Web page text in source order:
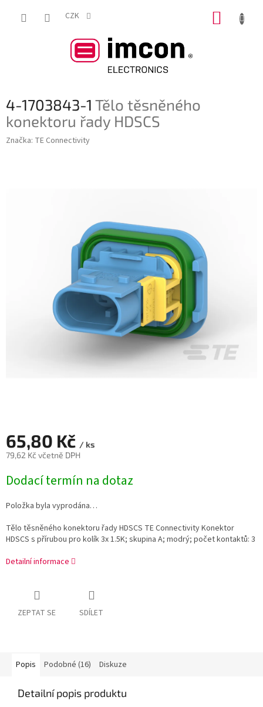
CZK
4-1703843-1 Tělo těsněného
konektoru řady HDSCS
Značka: TE Connectivity
65,80 Kč / ks
79,62 Kč včetně DPH
cena:
Dodací termín na dotaz
Položka byla vyprodána…
Tělo těsněného konektoru řady HDSCS TE Connectivity Konektor
HDSCS s přírubou pro kolík 3x 1.5K; skupina A; modrý; počet kontaktů: 3
Detailní informace
ZEPTAT SE SDÍLET
Popis Podobné (16) Diskuze
Detailní popis produktu